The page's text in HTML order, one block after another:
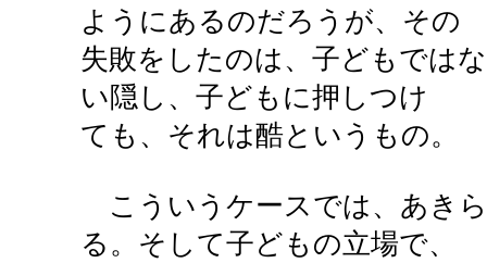
ようにあるのだろうが、その
失敗をしたのは、子どもでは
い隠し、子どもに押しつけ
ても、それは酷というもの。
こういうケースでは、あき
る。そして子どもの立場で、